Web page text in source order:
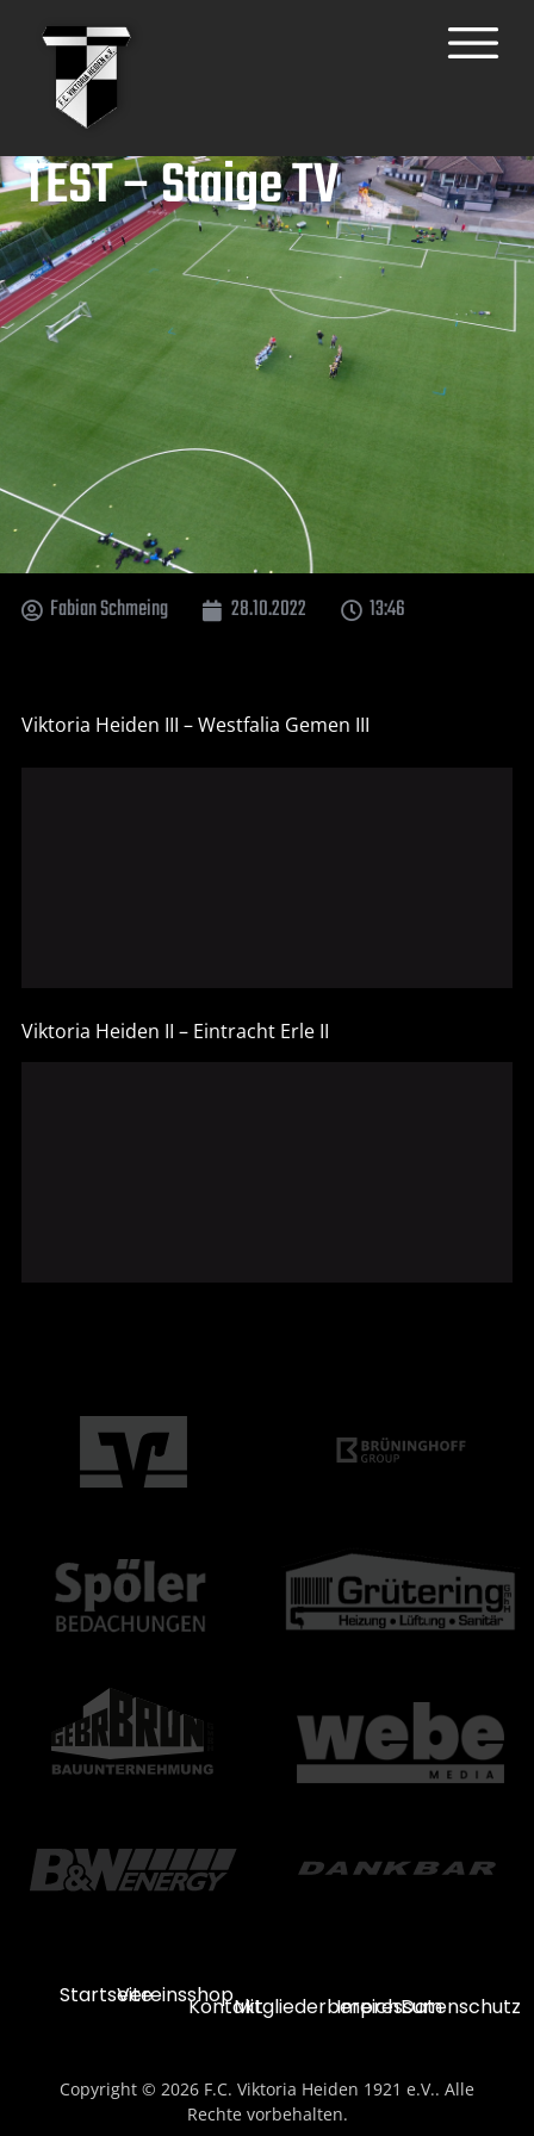
TEST – Staige TV
Fabian Schmeing 28.10.2022 13:46
Viktoria Heiden III – Westfalia Gemen III
Viktoria Heiden II – Eintracht Erle II
StartseiteVereinsshop
KontaktMitgliederbereich
ImpressumDatenschutz
Copyright © 2026 F.C. Viktoria Heiden 1921 e.V.. Alle
Rechte vorbehalten.